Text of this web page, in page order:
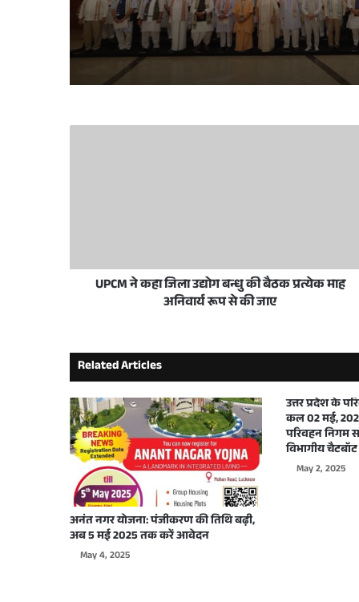
June 11, 2026
May 28, 2026
October 25, 2025
September 29, 2025
September 26, 2025
September 22, 2025
UPCM ने कहा जिला उद्योग बन्धु की बैठक प्रत्येक माह
अनिवार्य रूप से की जाए
Related Articles
अनंत नगर योजना: पंजीकरण की तिथि बढ़ी,
अब 5 मई 2025 तक करें आवेदन
May 4, 2025
उत्तर प्रदेश के
कल 02 मई,
परिवहन निगम
विभागीय
May 2, 2025